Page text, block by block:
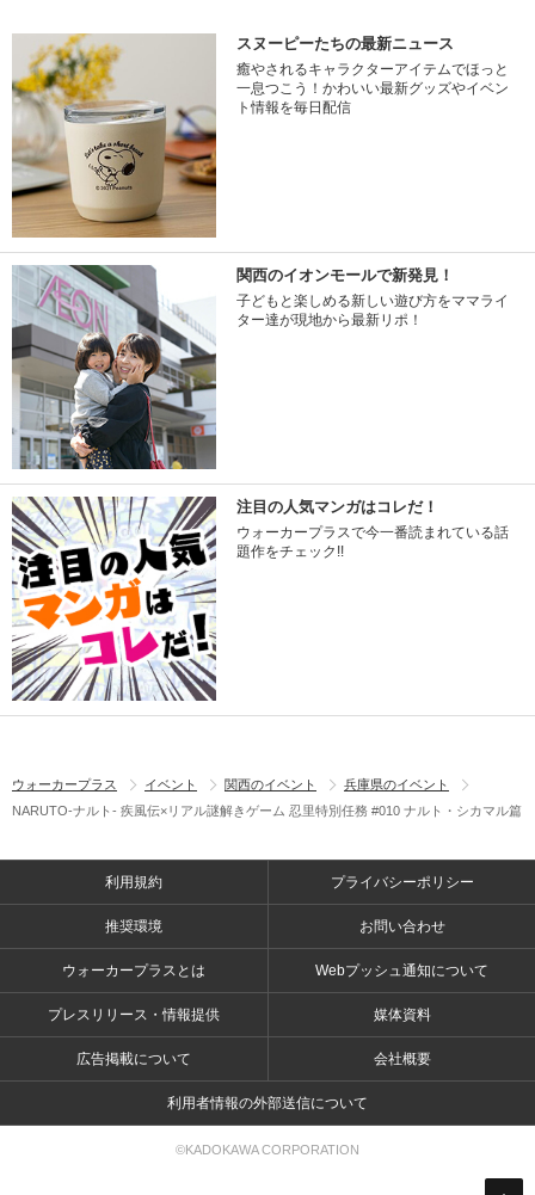
スヌーピーたちの最新ニュース
癒やされるキャラクターアイテムでほっと
一息つこう！かわいい最新グッズやイベン
ト情報を毎日配信
関西のイオンモールで新発見！
子どもと楽しめる新しい遊び方をママライ
ター達が現地から最新リポ！
注目の人気マンガはコレだ！
ウォーカープラスで今一番読まれている話
題作をチェック!!
ウォーカープラス イベント 関西のイベント
兵庫県のイベント
NARUTO-ナルト- 疾風伝×リアル謎解きゲーム 忍里特別任務 #010 ナルト・シカマル篇
利用規約 プライバシーポリシー
推奨環境 お問い合わせ
ウォーカープラスとは Webプッシュ通知について
プレスリリース・情報提供 媒体資料
広告掲載について 会社概要
利用者情報の外部送信について
©KADOKAWA CORPORATION